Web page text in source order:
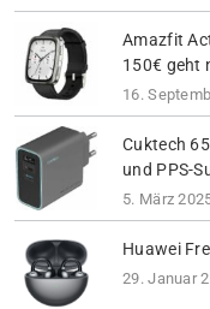
Amazfit
150€ geht
16.
Cuktech
und PPS-
5. März
Huawei
29. Januar